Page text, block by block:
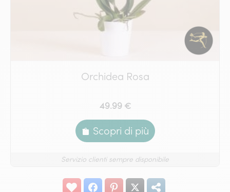
Orchidea Rosa
49.99 €
Scopri di più
Servizio clienti sempre disponibile